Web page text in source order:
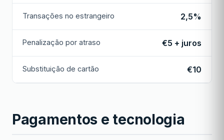
Transações no estrangeiro 2,5%
Penalização por atraso €5 + juros
Substituição de cartão €10
Pagamentos e tecnologia